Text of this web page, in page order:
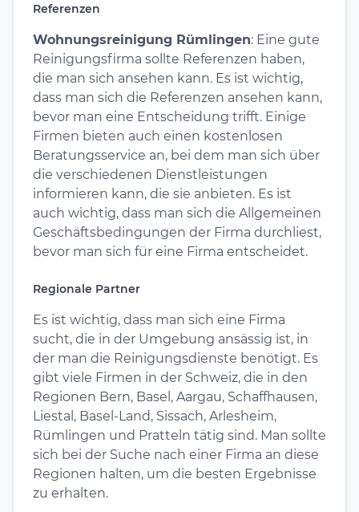
Referenzen
Wohnungsreinigung Rümlingen: Eine gute
Reinigungsfirma sollte Referenzen haben,
die man sich ansehen kann. Es ist wichtig,
dass man sich die Referenzen ansehen kann,
bevor man eine Entscheidung trifft. Einige
Firmen bieten auch einen kostenlosen
Beratungsservice an, bei dem man sich über
die verschiedenen Dienstleistungen
informieren kann, die sie anbieten. Es ist
auch wichtig, dass man sich die Allgemeinen
Geschäftsbedingungen der Firma durchliest,
bevor man sich für eine Firma entscheidet.
Regionale Partner
Es ist wichtig, dass man sich eine Firma
sucht, die in der Umgebung ansässig ist, in
der man die Reinigungsdienste benötigt. Es
gibt viele Firmen in der Schweiz, die in den
Regionen Bern, Basel, Aargau, Schaffhausen,
Liestal, Basel-Land, Sissach, Arlesheim,
Rümlingen und Pratteln tätig sind. Man sollte
sich bei der Suche nach einer Firma an diese
Regionen halten, um die besten Ergebnisse
zu erhalten.